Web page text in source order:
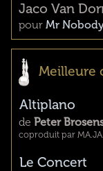
Jaco Van
pour Mr
Meilleure
Altiplano
de Peter
coproduit par
Le Concert